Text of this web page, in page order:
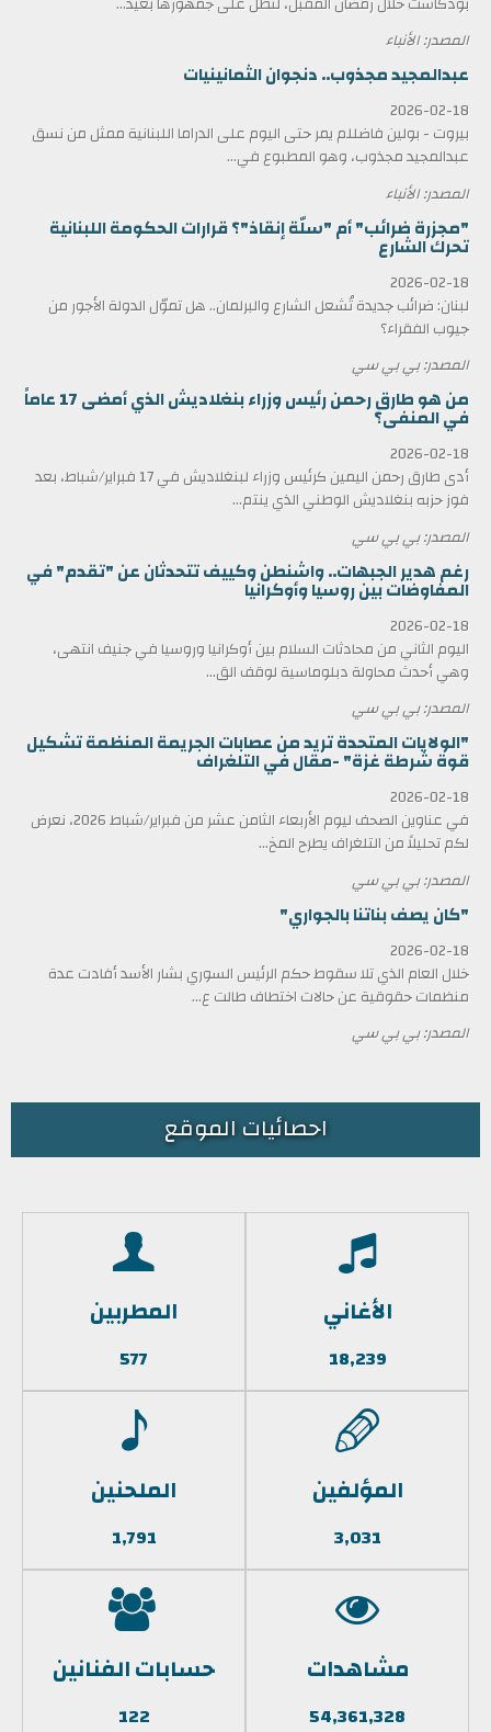
المصدر: الأنباء
عبدالمجيد مجذوب.. دنجوان الثمانينيات
2026-02-18
بيروت - بولين فاضللم يمر حتى اليوم على الدراما اللبنانية ممثل من نسق
عبدالمجيد مجذوب، وهو المطبوع في...
المصدر: الأنباء
"مجزرة ضرائب" أم "سلّة إنقاذ"؟ قرارات الحكومة اللبنانية
تحرك الشارع
2026-02-18
لبنان: ضرائب جديدة تُشعل الشارع والبرلمان.. هل تموّل الدولة الأجور من
جيوب الفقراء؟
المصدر: بي بي سي
من هو طارق رحمن رئيس وزراء بنغلاديش الذي أمضى 17 عاماً
في المنفى؟
2026-02-18
أدى طارق رحمن اليمين كرئيس وزراء لبنغلاديش في 17 فبراير/شباط، بعد
فوز حزبه بنغلاديش الوطني الذي ينتم...
المصدر: بي بي سي
رغم هدير الجبهات.. واشنطن وكييف تتحدثان عن "تقدم" في
المفاوضات بين روسيا وأوكرانيا
2026-02-18
اليوم الثاني من محادثات السلام بين أوكرانيا وروسيا في جنيف انتهى،
وهي أحدث محاولة دبلوماسية لوقف الق...
المصدر: بي بي سي
"الولايات المتحدة تريد من عصابات الجريمة المنظمة تشكيل
قوة شرطة غزة" -مقال في التلغراف
2026-02-18
في عناوين الصحف ليوم الأربعاء الثامن عشر من فبراير/شباط 2026، نعرض
لكم تحليلاً من التلغراف يطرح المخ...
المصدر: بي بي سي
"كان يصف بناتنا بالجواري"
2026-02-18
خلال العام الذي تلا سقوط حكم الرئيس السوري بشار الأسد أفادت عدة
منظمات حقوقية عن حالات اختطاف طالت ع...
المصدر: بي بي سي
احصائيات الموقع
الأغاني
18,239
المطربين
577
المؤلفين
3,031
الملحنين
1,791
مشاهدات
54,361,328
حسابات الفنانين
122